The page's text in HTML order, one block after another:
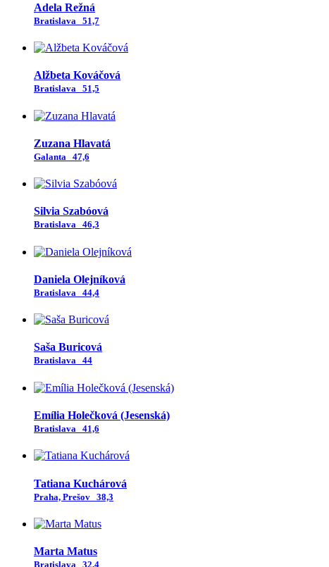
Adela Režná
Bratislava 51,7
Alžbeta Kováčová
Bratislava 51,5
Zuzana Hlavatá
Galanta 47,6
Silvia Szabóová
Bratislava 46,3
Daniela Olejníková
Bratislava 44,4
Saša Buricová
Bratislava 44
Emília Holečková (Jesenská)
Bratislava 41,6
Tatiana Kuchárová
Praha, Prešov 38,3
Marta Matus
Bratislava 32,4